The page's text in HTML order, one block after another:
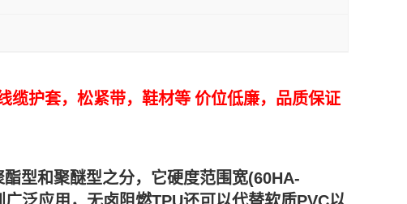
缆护套，松紧带，鞋材等 价位低廉，品质保证
型和聚醚型之分，它硬度范围宽(60HA-